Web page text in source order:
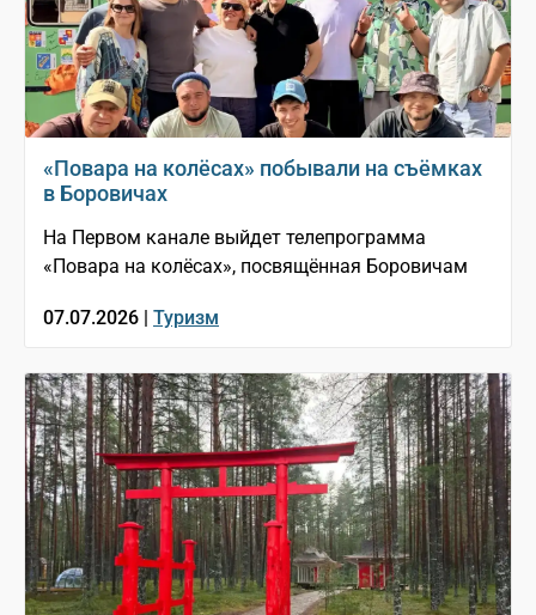
«Повара на колёсах» побывали на съёмках
в Боровичах
На Первом канале выйдет телепрограмма
«Повара на колёсах», посвящённая Боровичам
07.07.2026 | Туризм